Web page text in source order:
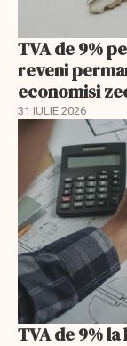
TVA de 9%
reveni
economisi
31 IULIE 2026
TVA de 9%